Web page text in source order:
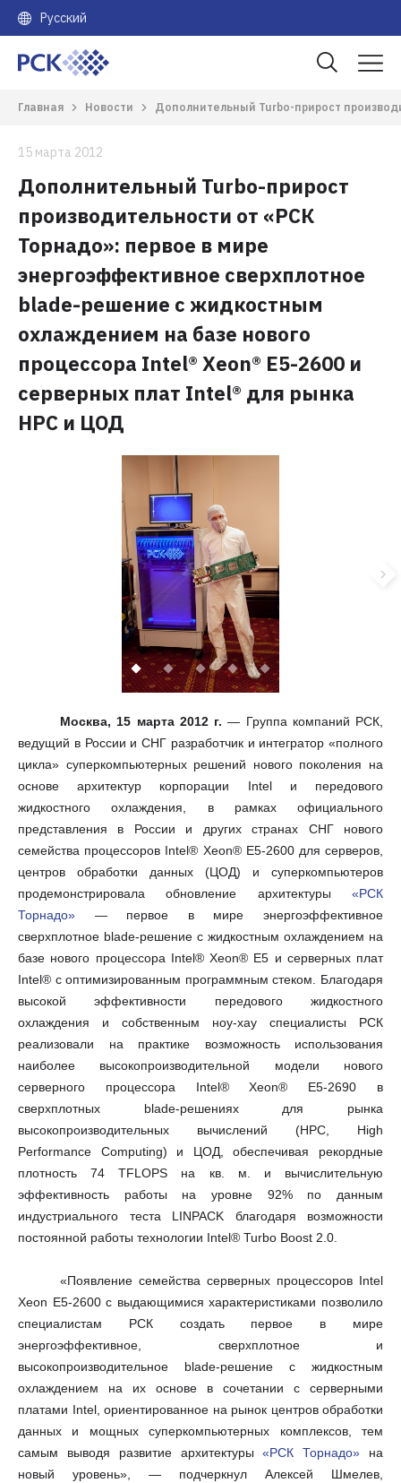
Русский
Главная Новости Дополнительный Turbo-прирост
15 марта 2012
Дополнительный Turbo-прирост
производительности от «РСК
Торнадо»: первое в мире
энергоэффективное сверхплотное
blade-решение с жидкостным
охлаждением на базе нового
процессора Intel® Xeon® E5-2600 и
серверных плат Intel® для рынка
HPC и ЦОД
Москва, 15 марта 2012 г.— Группа компаний РСК,
ведущий в России и СНГ разработчик и интегратор «полного
цикла» суперкомпьютерных решений нового поколения на
основе архитектур корпорации Intel и передового
жидкостного охлаждения, в рамках официального
представления в России и других странах СНГ нового
семейства процессоров Intel® Xeon® E5-2600 для серверов,
центров обработки данных (ЦОД) и суперкомпьютеров
продемонстрировала обновление архитектуры «РСК
Торнадо» — первое в мире энергоэффективное
сверхплотное blade-решение с жидкостным охлаждением на
базе нового процессора Intel® Xeon® E5 и серверных плат
Intel® с оптимизированным программным стеком. Благодаря
высокой эффективности передового жидкостного
охлаждения и собственным ноу-хау специалисты РСК
реализовали на практике возможность использования
наиболее высокопроизводительной модели нового
серверного процессора Intel® Xeon® E5-2690 в
сверхплотных blade-решениях для рынка
высокопроизводительных вычислений (HPC, High
Performance Computing) и ЦОД, обеспечивая рекордные
плотность 74 TFLOPS на кв. м. и вычислительную
эффективность работы на уровне 92% по данным
индустриального теста LINPACK
благодаря возможности
постоянной работы технологии Intel® Turbo Boost 2.0.
«Появление семейства серверных процессоров Intel
Xeon E5-2600 с выдающимися характеристиками позволило
специалистам РСК создать первое в мире
энергоэффективное, сверхплотное и
высокопроизводительное blade-решение с жидкостным
охлаждением на их основе в сочетании с серверными
платами Intel, ориентированное на рынок центров обработки
данных и мощных суперкомпьютерных комплексов, тем
самым выводя развитие архитектуры«РСК Торнадо» на
новый уровень», — подчеркнул Алексей Шмелев,